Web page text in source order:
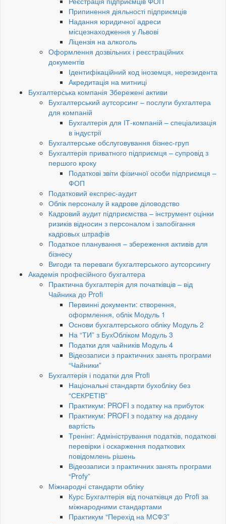
Припинення діяльності підприємців
Надання юридичної адреси
місцезнаходження у Львові
Ліцензія на алкоголь
Оформлення дозвільних і реєстраційних
документів
Ідентифікаційний код іноземця, нерезидента
Акредитація на митниці
Бухгалтерська компанія Збережені активи
Бухгалтерський аутсорсинг – послуги бухгалтера
для компаній
Бухгалтерія для ІТ-компаній – спеціализація
в індустрії
Бухгалтерське обслуговування бізнес-груп
Бухгалтерія приватного підприємця – супровід з
першого кроку
Податкові звіти фізичної особи підприємця –
ФОП
Податковий експрес-аудит
Облік персоналу й кадрове діловодство
Кадровий аудит підприємства – інструмент оцінки
ризиків відносин з персоналом і запобігання
кадровых штрафів
Податкое планування – збереження активів для
бізнесу
Вигоди та переваги бухгалтерського аутсорсингу
Академія професійного бухгалтера
Практична бухгалтерія для початківців – від
Чайника до Profi
Первинні документи: створення,
оформлення, облік Модуль 1
Основи бухгалтерського обліку Модуль 2
На “ТИ” з БухОбліком Модуль 3
Податки для чайників Модуль 4
Відеозаписи з практичних занять програми
“Чайники”
Бухгалтерія і податки для Profi
Національні стандарти бухобліку без
“СЕКРЕТІВ”
Практикум: PROFI з податку на прибуток
Практикум: PROFI з податку на додану
вартість
Тренінг: Адміністрування податків, податкові
перевірки і оскарження податкових
повідомлень рішень
Відеозаписи з практичних занять програми
“Profy”
Міжнародні стандарти обліку
Курс Бухгалтерія від початківця до Profi за
міжнародними стандартами
Практикум “Перехід на МСФЗ”